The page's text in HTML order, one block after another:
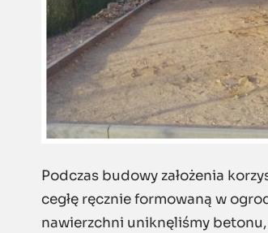
Podczas budowy założenia
cegłę ręcznie formowaną w
nawierzchni uniknęliśmy